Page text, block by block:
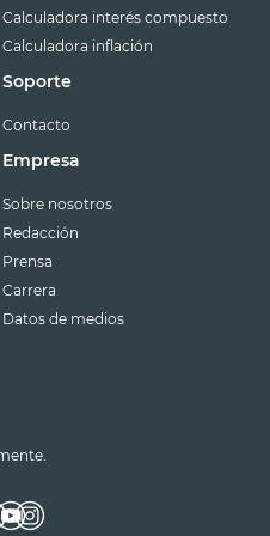
Calculadora interés compuesto
Calculadora inflación
Soporte
Contacto
Empresa
Sobre nosotros
Redacción
Prensa
Carrera
Datos de medios